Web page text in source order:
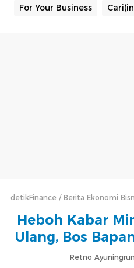
For Your Business
detikFinance Berita Ekonomi
Heboh Kabar
Ulang, Bos
Retno